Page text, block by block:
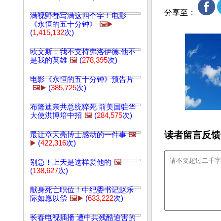
满视野都写满这四个字！电影
《永恒的五十分钟》
🖼️▶️
(1,415,132次)
欧文斯：我不支持弗洛伊德,他不
是我的英雄 🖼️ (278,395次)
电影《永恒的五十分钟》预告片
🖼️▶️ (385,725次)
布隆迪亲共总统猝死 前美国驻华
大使洪博培中招 🖼️ (284,575次)
最让章天亮博士感动的一件事 🖼️
▶️ (422,316次)
别急！上天是这样爱他的 🖼️
(138,627次)
献身死亡职位！中纪委书记赵乐
际如愿以偿 🖼️▶️ (633,222次)
长春电视插播 遭中共残酷迫害的
分享至：
读者留言反